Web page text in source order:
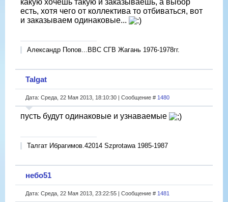
какую хочешь такую и заказываешь, а выбор
есть, хотя чего от коллектива то отбиваться, вот
и заказываем одинаковые...
Александр Попов...ВВС СГВ Жагань 1976-1978гг.
Talgat
Дата: Среда, 22 Мая 2013, 18:10:30 | Сообщение # 1480
пусть будут одинаковые и узнаваемые
Талгат Ибрагимов.42014 Szprotawa 1985-1987
небо51
Дата: Среда, 22 Мая 2013, 23:22:55 | Сообщение # 1481